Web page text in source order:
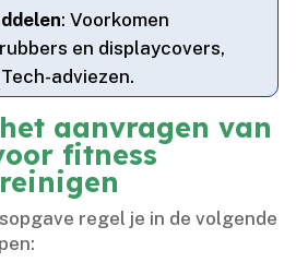
: Voorkomen
en displaycovers,
adviezen.​
aanvragen van
fitness
regel je in de volgende